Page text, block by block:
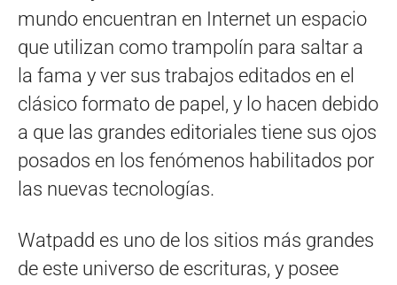
mundo encuentran en Internet un espacio
que utilizan como trampolín para saltar a
la fama y ver sus trabajos editados en el
clásico formato de papel, y lo hacen debido
a que las grandes editoriales tiene sus ojos
posados en los fenómenos habilitados por
las nuevas tecnologías.
Watpadd es uno de los sitios más grandes
de este universo de escrituras, y posee